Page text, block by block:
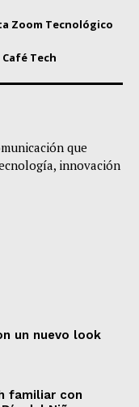
Zoom Tecnológico
Café Tech
que
innovación
un nuevo look
familiar con